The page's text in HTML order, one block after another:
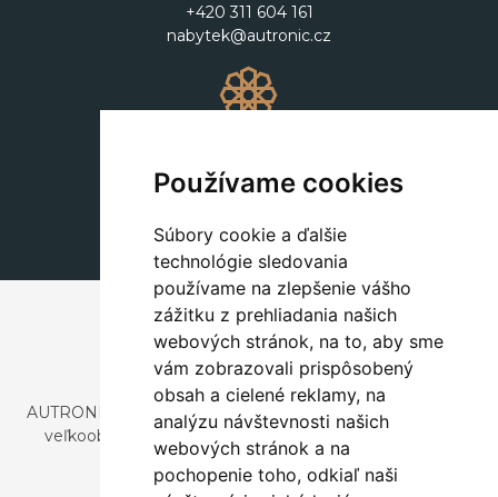
Používame cookies
Súbory cookie a ďalšie
technológie sledovania
používame na zlepšenie vášho
zážitku z prehliadania našich
webových stránok, na to, aby sme
vám zobrazovali prispôsobený
obsah a cielené reklamy, na
analýzu návštevnosti našich
webových stránok a na
pochopenie toho, odkiaľ naši
+420 311 604 161
nabytek@autronic.cz
+420 311 604 182
dekorace@autronic.cz
AUTRONIC, s.r.o. je spoločnosť zaoberajúca sa dovozom a
veľkoobchodným predajom dizajnového aj štýlového
nábytku a dekorácií.